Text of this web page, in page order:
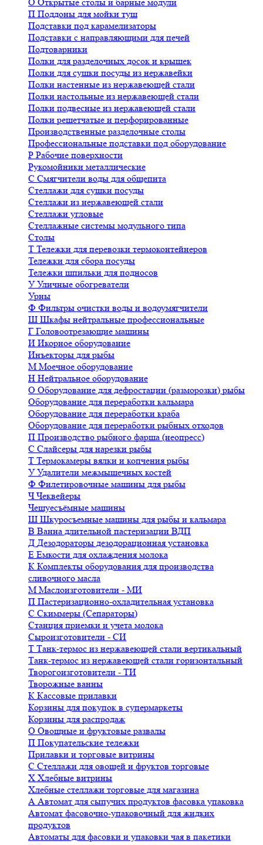
П Поддоны для мойки туш
Подставки под карамелизаторы
Подставки с направляющими для печей
Подтоварники
Полки для разделочных досок и крышек
Полки для сушки посуды из нержавейки
Полки настенные из нержавеющей стали
Полки настольные из нержавеющей стали
Полки подвесные из нержавеющей стали
Полки решетчатые и перфорированные
Производственные разделочные столы
Профессиональные подставки под оборудование
Р Рабочие поверхности
Рукомойники металлические
С Смягчители воды для общепита
Стеллажи для сушки посуды
Стеллажи из нержавеющей стали
Стеллажи угловые
Стеллажные системы модульного типа
Столы
Т Тележки для перевозки термоконтейнеров
Тележки для сбора посуды
Тележки шпильки для подносов
У Уличные обогреватели
Урны
Ф Фильтры очистки воды и водоумягчители
Ш Шкафы нейтральные профессиональные
Г Головоотрезающие машины
И Икорное оборудование
Инъекторы для рыбы
М Моечное оборудование
Н Нейтральное оборудование
О Оборудование для дефростации (разморозки) рыбы
Оборудование для переработки кальмара
Оборудование для переработки краба
Оборудование для переработки рыбных отходов
П Производство рыбного фарша (неопресс)
С Слайсеры для нарезки рыбы
Т Термокамеры вялки и копчения рыбы
У Удалители межмышечных костей
Ф Филетировочные машины для рыбы
ЧЧеквейеры
Чешуесъёмные машины
Ш Шкуросъемные машины для рыбы и кальмара
В Ванна длительной пастеризации ВДП
Д Дезодораторы дезодорационная установка
Е Емкости для охлаждения молока
К Комплекты оборудования для производства
сливочного масла
М Маслоизготовители - МИ
П Пастеризационно-охладительная установка
С Скиммеры (Сепараторы)
Станция приемки и учета молока
Сыроизготовители - СИ
Т Танк-термос из нержавеющей стали вертикальный
Танк-термос из нержавеющей стали горизонтальный
Творогоизготовители - ТИ
Творожные ванны
К Кассовые прилавки
Корзины для покупок в супермаркеты
Корзины для распродаж
О Овощные и фруктовые развалы
П Покупательские тележки
Прилавки и торговые витрины
С Стеллажи для овощей и фруктов торговые
Х Хлебные витрины
Хлебные стеллажи торговые для магазина
А Автомат для сыпучих продуктов фасовка упаковка
Автомат фасовочно-упаковочный для жидких
продуктов
Автоматы для фасовки и упаковки чая в пакетики